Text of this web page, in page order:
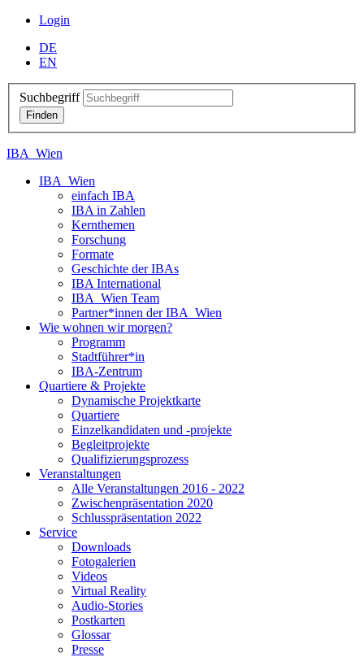
Login
DE
EN
Suchbegriff
IBA_Wien
IBA_Wien
einfach IBA
IBA in Zahlen
Kernthemen
Forschung
Formate
Geschichte der IBAs
IBA International
IBA_Wien Team
Partner*innen der IBA_Wien
Wie wohnen wir morgen?
Programm
Stadtführer*in
IBA-Zentrum
Quartiere & Projekte
Dynamische Projektkarte
Quartiere
Einzelkandidaten und -projekte
Begleitprojekte
Qualifizierungsprozess
Veranstaltungen
Alle Veranstaltungen 2016 - 2022
Zwischenpräsentation 2020
Schlusspräsentation 2022
Service
Downloads
Fotogalerien
Videos
Virtual Reality
Audio-Stories
Postkarten
Glossar
Presse